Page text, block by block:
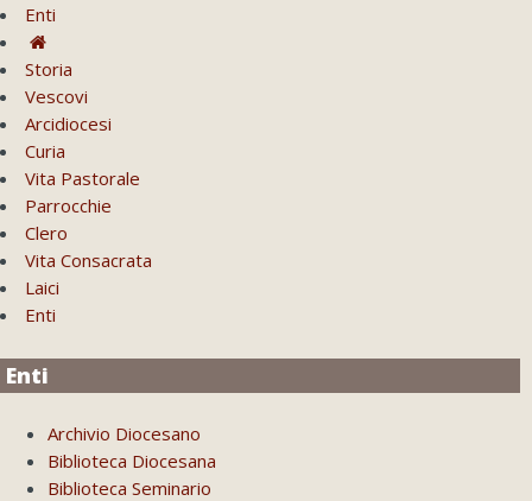
Enti
Storia
Vescovi
Arcidiocesi
Curia
Vita Pastorale
Parrocchie
Clero
Vita Consacrata
Laici
Enti
Enti
Archivio Diocesano
Biblioteca Diocesana
Biblioteca Seminario